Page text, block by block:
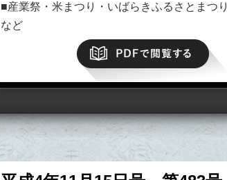
■産業祭・米まつり・いばらきふるさとまつり
など